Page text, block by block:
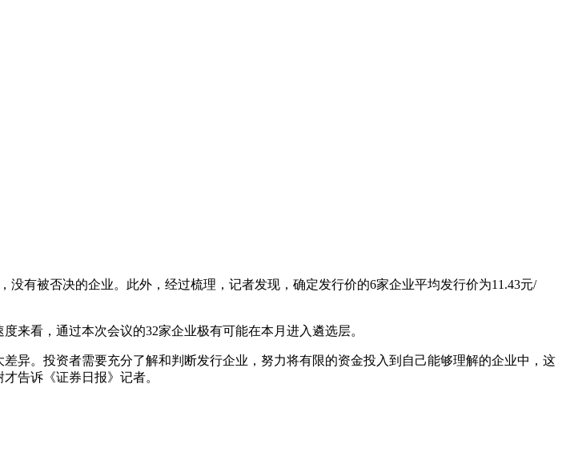
有被否决的企业。此外，经过梳理，记者发现，确定发行价的6家企业平均发行价为11.43元/
来看，通过本次会议的32家企业极有可能在本月进入遴选层。
异。投资者需要充分了解和判断发行企业，努力将有限的资金投入到自己能够理解的企业中，这
告诉《证券日报》记者。